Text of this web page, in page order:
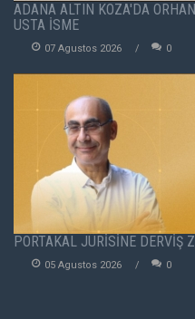
ADANA ALTIN KOZA'DA
USTA İSME
07 Agustos 2026 0
PORTAKAL JÜRİSİNE DERVİŞ
05 Agustos 2026 0